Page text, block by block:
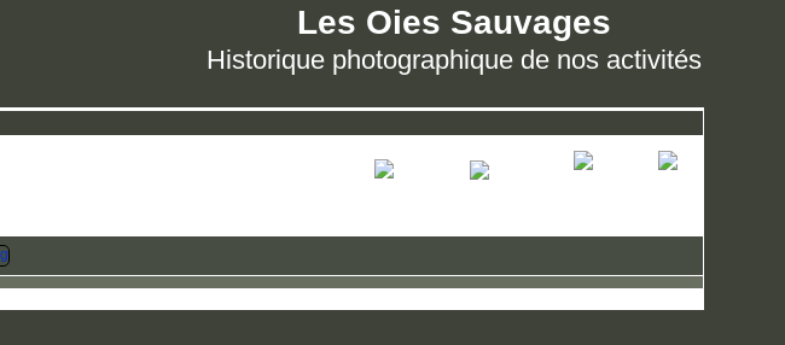
Les Oies Sauvages
Historique photographique de nos activités